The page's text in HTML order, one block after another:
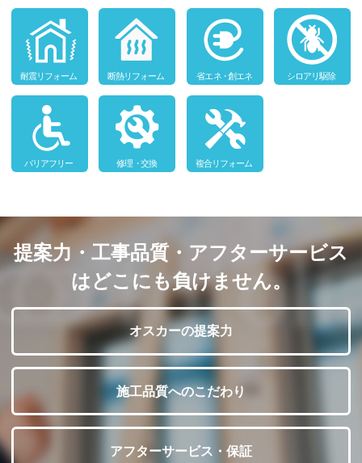
提案力・工事品質・アフターサービス
はどこにも負けません。
オスカーの提案力
施工品質へのこだわり
アフターサービス・保証